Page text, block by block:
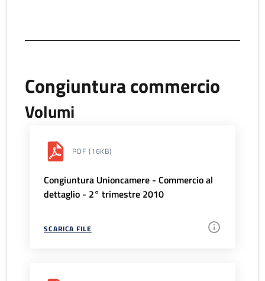
Congiuntura commercio
Volumi
PDF (16KB)
Congiuntura Unioncamere - Commercio al
dettaglio - 2° trimestre 2010
SCARICA FILE